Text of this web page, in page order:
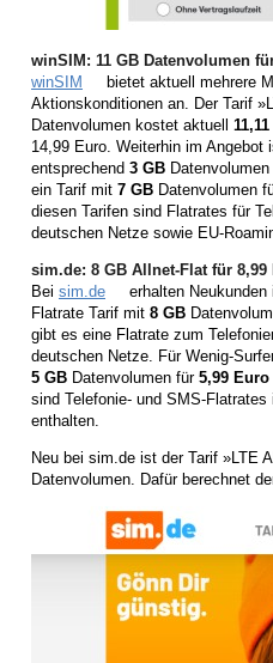
winSIM: 11 GB Datenvolumen
winSIM
bietet aktuell mehrere
Aktionskonditionen an. Der Tarif
Datenvolumen kostet aktuell
14,99 Euro. Weiterhin im
entsprechend 3 GB
ein Tarif mit 7 GB Datenvolumen
diesen Tarifen sind Flatrates für
deutschen Netze sowie EU-
sim.de: 8 GB Allnet-Flat für 8,99
Bei sim.de
erhalten
Flatrate Tarif mit 8 GB
gibt es eine Flatrate zum
deutschen Netze. Für Wenig-
5 GB Datenvolumen für 5,99 Euro
sind Telefonie- und SMS-
enthalten.
Neu bei sim.de ist der Tarif »LTE
Datenvolumen. Dafür berechnet